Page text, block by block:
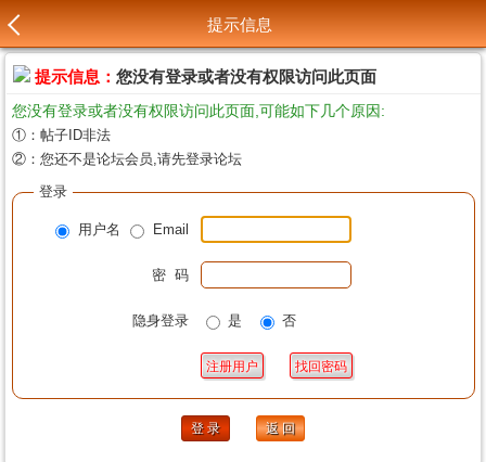
提示信息
提示信息： 您没有登录或者没有权限访问此页面
您没有登录或者没有权限访问此页面,可能如下几个原因:
①：帖子ID非法
②：您还不是论坛会员,请先登录论坛
登录
用户名 Email
密 码
隐身登录 是 否